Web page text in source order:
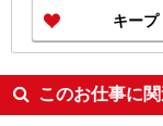
キープ
このお仕事に